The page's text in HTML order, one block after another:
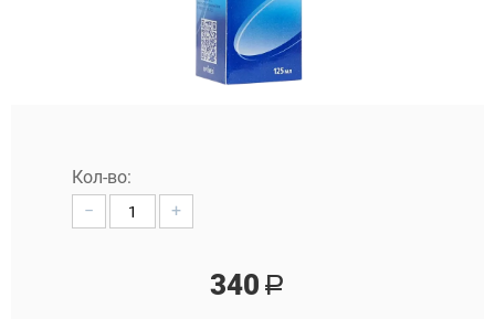
Кол-во:
−
+
340 Р